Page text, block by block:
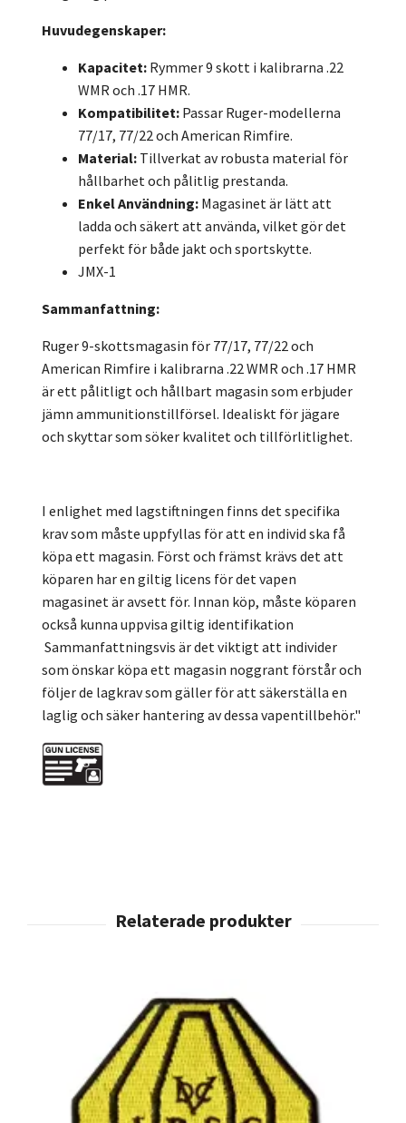
Huvudegenskaper:
Kapacitet: Rymmer 9 skott i kalibrarna .22
WMR och .17 HMR.
Kompatibilitet: Passar Ruger-modellerna
77/17, 77/22 och American Rimfire.
Material: Tillverkat av robusta material för
hållbarhet och pålitlig prestanda.
Enkel Användning: Magasinet är lätt att
ladda och säkert att använda, vilket gör det
perfekt för både jakt och sportskytte.
JMX-1
Sammanfattning:
Ruger 9-skottsmagasin för 77/17, 77/22 och
American Rimfire i kalibrarna .22 WMR och .17 HMR
är ett pålitligt och hållbart magasin som erbjuder
jämn ammunitionstillförsel. Idealiskt för jägare
och skyttar som söker kvalitet och tillförlitlighet.
I enlighet med lagstiftningen finns det specifika
krav som måste uppfyllas för att en individ ska få
köpa ett magasin. Först och främst krävs det att
köparen har en giltig licens för det vapen
magasinet är avsett för. Innan köp, måste köparen
också kunna uppvisa giltig identifikation
Sammanfattningsvis är det viktigt att individer
som önskar köpa ett magasin noggrant förstår och
följer de lagkrav som gäller för att säkerställa en
laglig och säker hantering av dessa vapentillbehör."